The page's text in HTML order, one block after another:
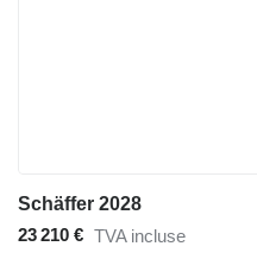
Schäffer 2028
23 210 € TVA incluse